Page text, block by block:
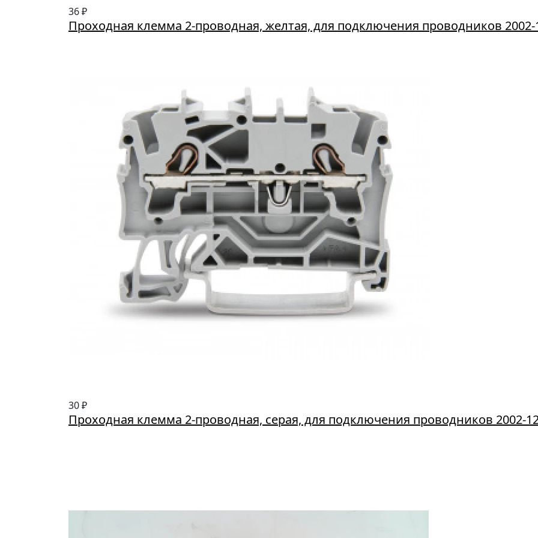
36 ₽
Проходная клемма 2-проводная, желтая, для подключения проводников 2002-
30 ₽
Проходная клемма 2-проводная, серая, для подключения проводников 2002-